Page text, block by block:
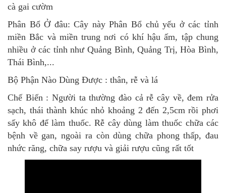
cà gai cườm
Phân Bổ Ở đâu: Cây này Phân Bổ chủ yếu ở các tỉnh
miền Bắc và miền trung nơi có khí hậu ấm, tập chung
nhiều ở các tỉnh như Quảng Bình, Quảng Trị, Hòa Bình,
Thái Bình,...
Bộ Phận Nào Dùng Được : thân, rễ và lá
Chế Biến : Người ta thường đào cả rễ cây về, đem rửa
sạch, thái thành khúc nhỏ khoảng 2 đến 2,5cm rồi phơi
sấy khô để làm thuốc. Rễ cây dùng làm thuốc chữa các
bệnh về gan, ngoài ra còn dùng chữa phong thấp, đau
nhức răng, chữa say rượu và giải rượu cũng rất tốt